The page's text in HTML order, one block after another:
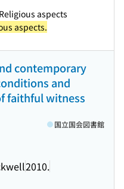
aspects
aspects.
contemporary
and
faithful witness
2010.
国立国会図書館